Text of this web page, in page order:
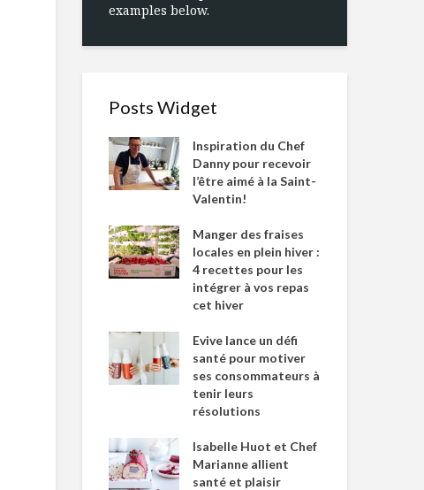
examples below.
Posts Widget
Inspiration du Chef
Danny pour recevoir
l’être aimé à la Saint-
Valentin!
Manger des fraises
locales en plein hiver :
4 recettes pour les
intégrer à vos repas
cet hiver
Evive lance un défi
santé pour motiver
ses consommateurs à
tenir leurs
résolutions
Isabelle Huot et Chef
Marianne allient
santé et plaisir